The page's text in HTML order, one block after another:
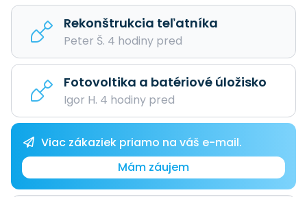
Rekonštrukcia teľatníka
Peter Š. 4 hodiny pred
Fotovoltika a batériové úložisko
Igor H. 4 hodiny pred
Viac zákaziek priamo na váš e-mail.
Mám záujem